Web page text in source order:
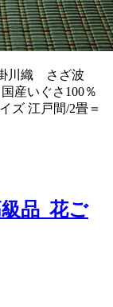
川織 さざ波
産いぐさ100％
ズ 江戸間/2畳＝
品_花ご